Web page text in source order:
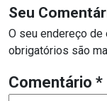
Seu
O seu endereço de
obrigatórios são
Comentário *